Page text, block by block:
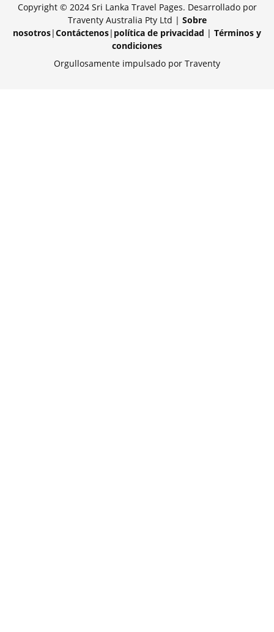
Copyright © 2024 Sri Lanka Travel Pages. Desarrollado por
Traventy Australia Pty Ltd | Sobre
nosotros|Contáctenos| política de privacidad | Términos y
condiciones
Orgullosamente impulsado por Traventy